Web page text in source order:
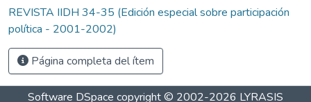
REVISTA IIDH 34-35 (Edición especial sobre participación
política - 2001-2002)
Página completa del ítem
Software DSpace copyright © 2002-2026 LYRASIS